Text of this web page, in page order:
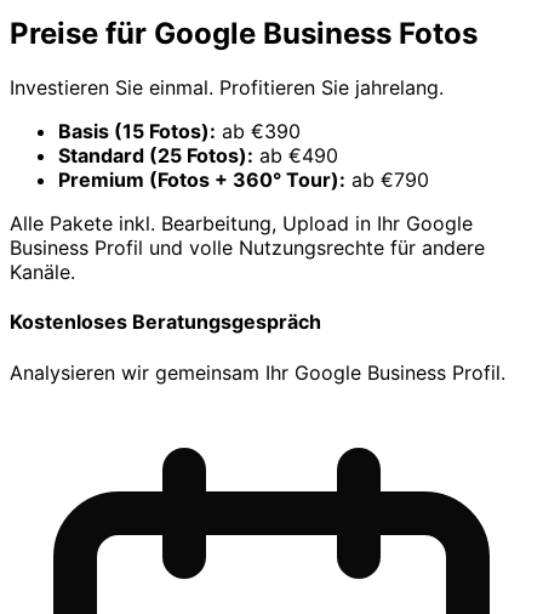
Preise für Google Business Fotos
Investieren Sie einmal. Profitieren Sie jahrelang.
Basis (15 Fotos): ab €390
Standard (25 Fotos): ab €490
Premium (Fotos + 360° Tour): ab €790
Alle Pakete inkl. Bearbeitung, Upload in Ihr Google
Business Profil und volle Nutzungsrechte für andere
Kanäle.
Kostenloses Beratungsgespräch
Analysieren wir gemeinsam Ihr Google Business Profil.